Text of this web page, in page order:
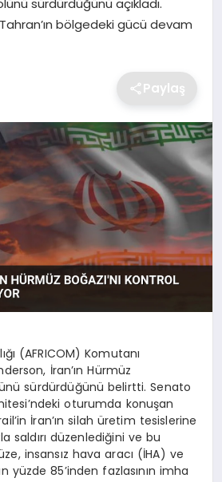
sürdürdüğünü açıkladı.
bölgedeki gücü devam
Paylaş
(AFRICOM) Komutanı
İran’ın Hürmüz
sürdürdüğünü belirtti. Senato
oturumda konuşan
İran’ın silah üretim tesislerine
saldırı düzenlediğini ve bu
insansız hava aracı (İHA) ve
yüzde 85’inden fazlasının imha